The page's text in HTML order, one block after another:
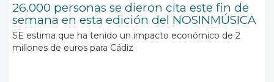
26.000 personas se dieron cita este fin de
semana en esta edición del NOSINMÚSICA
SE estima que ha tenido un impacto económico de 2
millones de euros para Cádiz